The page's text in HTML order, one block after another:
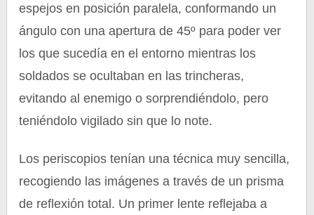
espejos en posición paralela, conformando un
ángulo con una apertura de 45º para poder ver
los que sucedía en el entorno mientras los
soldados se ocultaban en las trincheras,
evitando al enemigo o sorprendiéndolo, pero
teniéndolo vigilado sin que lo note.
Los periscopios tenían una técnica muy sencilla,
recogiendo las imágenes a través de un prisma
de reflexión total. Un primer lente reflejaba a